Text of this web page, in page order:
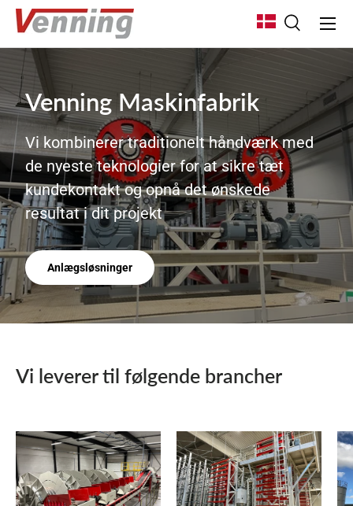
Gå til indhold
Søg
Søg
Menu
Venning Maskinfabrik
Vi kombinerer traditionelt håndværk med
de nyeste teknologier for at sikre tæt
kundekontakt og opnå det ønskede
resultat i dit projekt
Anlægsløsninger
Vi leverer til følgende brancher